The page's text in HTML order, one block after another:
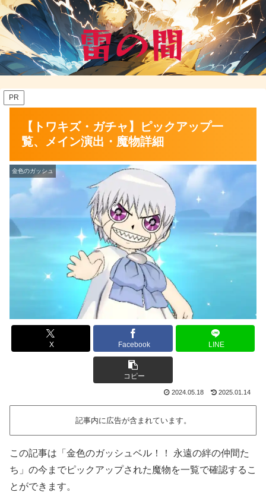
ガッシュラボ
PR
【トワキズ・ガチャ】ピックアップ一
覧、メイン演出・魔物詳細
金色のガッシュ
X Facebook LINE
コピー
2024.05.18 2025.01.14
記事内に広告が含まれています。
この記事は「金色のガッシュベル！！ 永遠の絆の仲間た
ち」の今までピックアップされた魔物を一覧で確認するこ
とができます。